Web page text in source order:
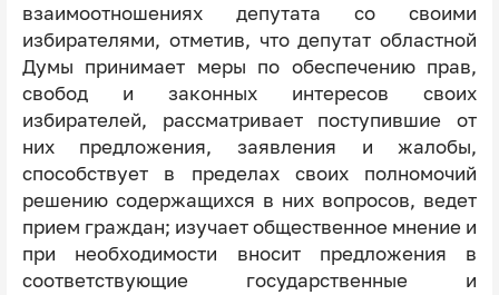
взаимоотношениях депутата со своими
избирателями, отметив, что депутат областной
Думы принимает меры по обеспечению прав,
свобод и законных интересов своих
избирателей, рассматривает поступившие от
них предложения, заявления и жалобы,
способствует в пределах своих полномочий
решению содержащихся в них вопросов, ведет
прием граждан; изучает общественное мнение и
при необходимости вносит предложения в
соответствующие государственные и